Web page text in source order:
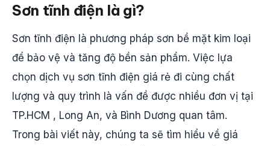
Sơn tĩnh điện là gì?
Sơn tĩnh điện là phương pháp sơn bề mặt kim loại
để bảo vệ và tăng độ bền sản phẩm. Việc lựa
chọn dịch vụ sơn tĩnh điện giá rẻ đi cùng chất
lượng và quy trình là vấn đề được nhiều đơn vị tại
TP.HCM , Long An, và Bình Dương quan tâm.
Trong bài viết này, chúng ta sẽ tìm hiểu về giá